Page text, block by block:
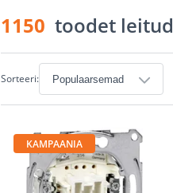
1150 toodet leitud
Sorteeri:
KAMPAANIA